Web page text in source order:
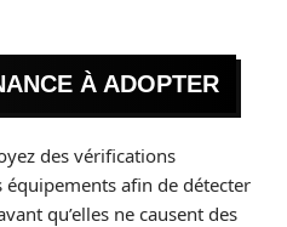
À ADOPTER
des vérifications
équipements afin de détecter
qu’elles ne causent des